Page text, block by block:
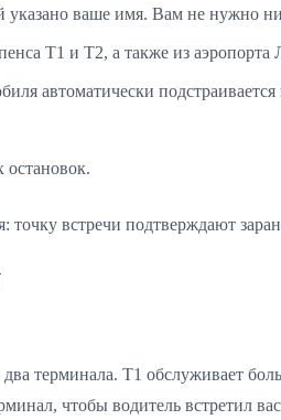
указано ваше имя. Вам не нужно
T1 и T2, а также из аэропорта
автоматически
остановок.
встречи подтверждают
терминала. T1 обслуживает
чтобы водитель встретил